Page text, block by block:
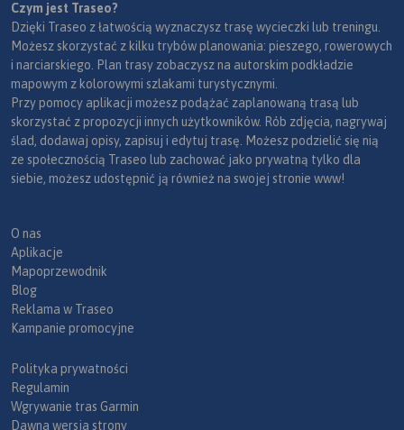
Czym jest Traseo?
Dzięki Traseo z łatwością wyznaczysz trasę wycieczki lub treningu.
Możesz skorzystać z kilku trybów planowania: pieszego, rowerowych
i narciarskiego. Plan trasy zobaczysz na autorskim podkładzie
mapowym z kolorowymi szlakami turystycznymi.
Przy pomocy aplikacji możesz podążać zaplanowaną trasą lub
skorzystać z propozycji innych użytkowników. Rób zdjęcia, nagrywaj
ślad, dodawaj opisy, zapisuj i edytuj trasę. Możesz podzielić się nią
ze społecznością Traseo lub zachować jako prywatną tylko dla
siebie, możesz udostępnić ją również na swojej stronie www!
O nas
Aplikacje
Mapoprzewodnik
Blog
Reklama w Traseo
Kampanie promocyjne
Polityka prywatności
Regulamin
Wgrywanie tras Garmin
Dawna wersja strony